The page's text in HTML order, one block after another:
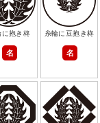
に抱き柊
名
糸輪に豆抱き柊
名